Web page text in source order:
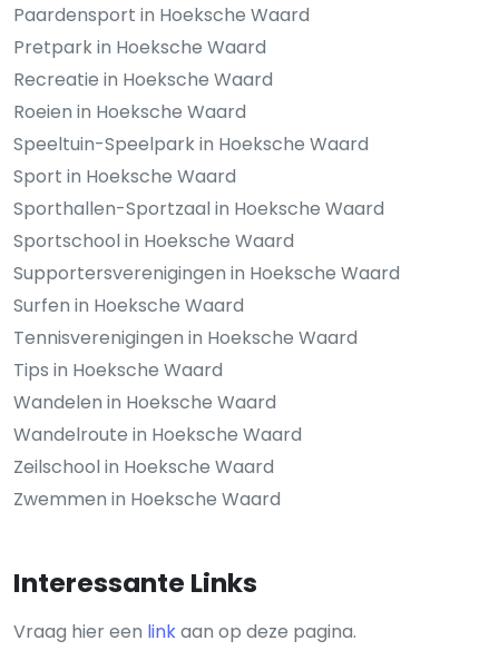
Paardensport in Hoeksche Waard
Pretpark in Hoeksche Waard
Recreatie in Hoeksche Waard
Roeien in Hoeksche Waard
Speeltuin-Speelpark in Hoeksche Waard
Sport in Hoeksche Waard
Sporthallen-Sportzaal in Hoeksche Waard
Sportschool in Hoeksche Waard
Supportersverenigingen in Hoeksche Waard
Surfen in Hoeksche Waard
Tennisverenigingen in Hoeksche Waard
Tips in Hoeksche Waard
Wandelen in Hoeksche Waard
Wandelroute in Hoeksche Waard
Zeilschool in Hoeksche Waard
Zwemmen in Hoeksche Waard
Interessante Links
Vraag hier een linkaan op deze pagina.